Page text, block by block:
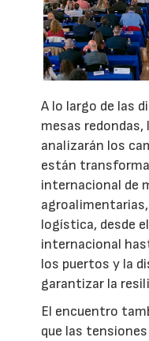
A lo largo de las
mesas
analizarán los
están
internacional de
logística, desde
internacional
los puertos y la
garantizar la
El encuentro
que las